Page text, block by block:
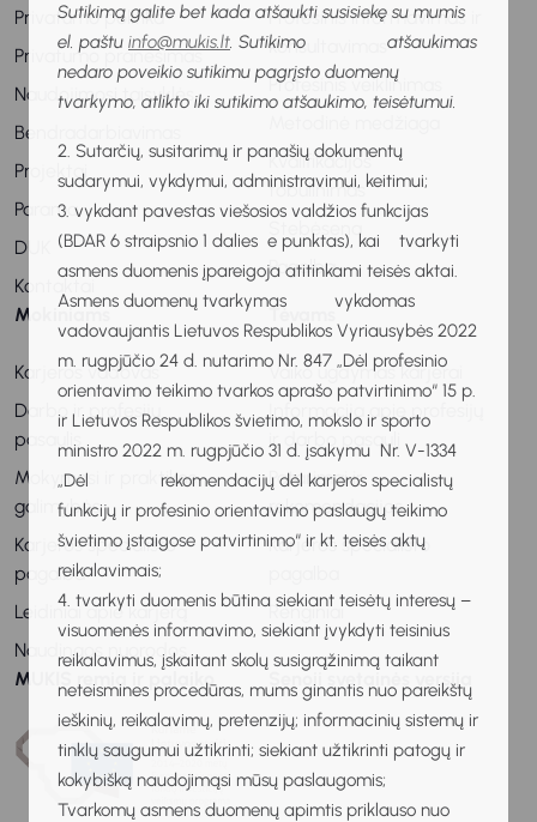
Sutikimą galite bet kada atšaukti susisiekę su mumis
el. paštu info@mukis.lt. Sutikimo atšaukimas
nedaro poveikio sutikimu pagrįsto duomenų
tvarkymo, atlikto iki sutikimo atšaukimo, teisėtumui.
2. Sutarčių, susitarimų ir panašių dokumentų
sudarymui, vykdymui, administravimui, keitimui;
3. vykdant pavestas viešosios valdžios funkcijas
(BDAR 6 straipsnio 1 dalies e punktas), kai tvarkyti
asmens duomenis įpareigoja atitinkami teisės aktai.
Asmens duomenų tvarkymas vykdomas
vadovaujantis Lietuvos Respublikos Vyriausybės 2022
m. rugpjūčio 24 d. nutarimo Nr. 847 „Dėl profesinio
orientavimo teikimo tvarkos aprašo patvirtinimo“ 15 p.
ir Lietuvos Respublikos švietimo, mokslo ir sporto
ministro 2022 m. rugpjūčio 31 d. įsakymu Nr. V-1334
„Dėl rekomendacijų dėl karjeros specialistų
funkcijų ir profesinio orientavimo paslaugų teikimo
švietimo įstaigose patvirtinimo“ ir kt. teisės aktų
reikalavimais;
4. tvarkyti duomenis būtina siekiant teisėtų interesų –
visuomenės informavimo, siekiant įvykdyti teisinius
reikalavimus, įskaitant skolų susigrąžinimą taikant
neteismines procedūras, mums ginantis nuo pareikštų
ieškinių, reikalavimų, pretenzijų; informacinių sistemų ir
tinklų saugumui užtikrinti; siekiant užtikrinti patogų ir
kokybišką naudojimąsi mūsų paslaugomis;
Tvarkomų asmens duomenų apimtis priklauso nuo
Privatumo politika
Privatumo pranešimas
Naudojimosi taisyklės
Bendradarbiavimas
Projektai
Parama
DUK
Kontaktai
Profesinis informavimas ir
konsultavimas
Profesinis veiklinimas
Kvalifikacijos
tobulinimas
Stebėsena
Pagalba
Mokiniams
Karjeros vadovas
Darbo ir profesijų
pasaulis
Mokymosi ir praktikos
galimybės
Karjeros specialisto
pagalba
Leidiniai apie karjerą
Naudingos nuorodos
Tėvams
Vaiko ugdymas karjerai
Informacija apie profesijų
ir darbo pasaulį
Patarimai ir
rekomendacijos
Karjeros specialisto
Renginiai
MUKIS remia ir palaiko Senoji svetainės versija